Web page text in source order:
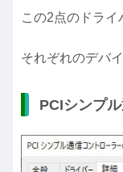
この2点のドライ
それぞれのデバ
PCIシンプ